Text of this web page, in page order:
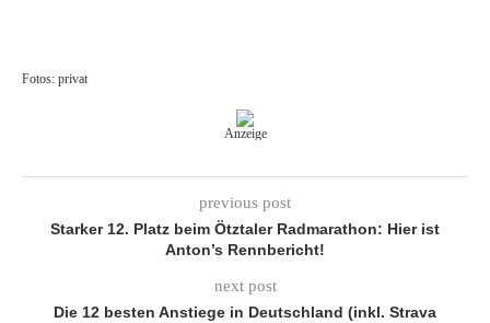
Fotos: privat
Anzeige
previous post
Starker 12. Platz beim Ötztaler Radmarathon: Hier ist
Anton’s Rennbericht!
next post
Die 12 besten Anstiege in Deutschland (inkl. Strava